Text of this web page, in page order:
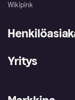
Wikipink
Kirjaudu sisään
Tutustu kauppoihin
Yritys
Kirjaudu sisään